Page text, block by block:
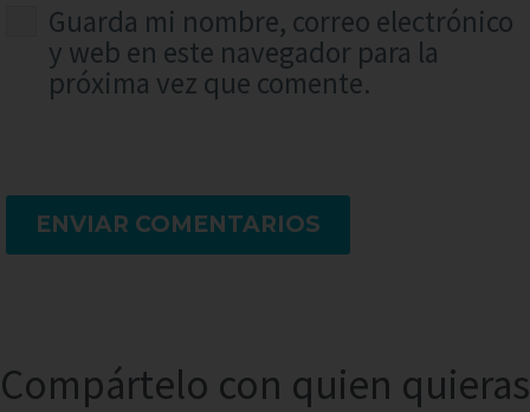
Guarda mi nombre, correo electrónico
y web en este navegador para la
próxima vez que comente.
ENVIAR COMENTARIOS
Compártelo con quien quieras